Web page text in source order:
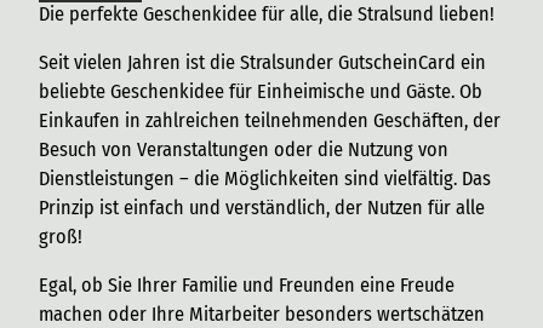
Die perfekte Geschenkidee für alle, die Stralsund lieben!
Seit vielen Jahren ist die Stralsunder GutscheinCard ein
beliebte Geschenkidee für Einheimische und Gäste. Ob
Einkaufen in zahlreichen teilnehmenden Geschäften, der
Besuch von Veranstaltungen oder die Nutzung von
Dienstleistungen – die Möglichkeiten sind vielfältig. Das
Prinzip ist einfach und verständlich, der Nutzen für alle
groß!
Egal, ob Sie Ihrer Familie und Freunden eine Freude
machen oder Ihre Mitarbeiter besonders wertschätzen